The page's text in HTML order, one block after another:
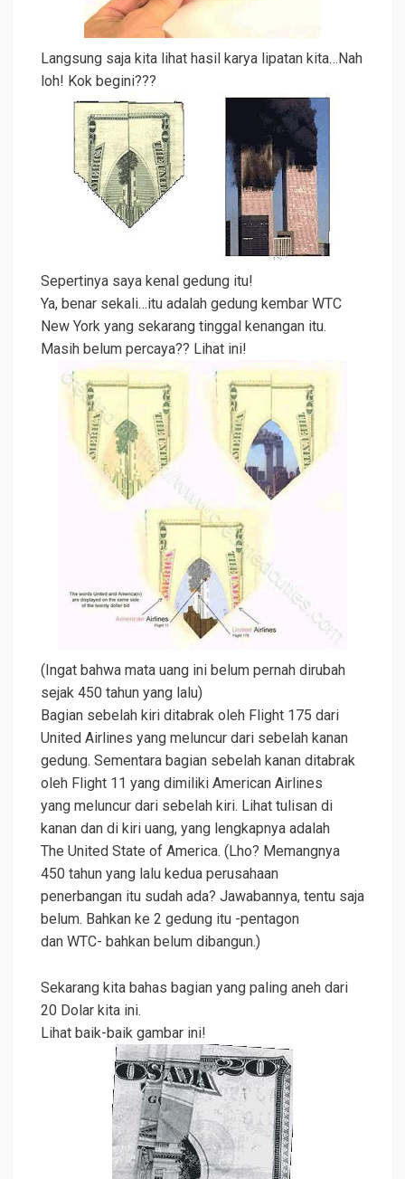
Langsung saja kita lihat hasil karya lipatan kita…Nah
loh! Kok begini???
Sepertinya saya kenal gedung itu!
Ya, benar sekali…itu adalah gedung kembar WTC
New York yang sekarang tinggal kenangan itu.
Masih belum percaya?? Lihat ini!
(Ingat bahwa mata uang ini belum pernah dirubah
sejak 450 tahun yang lalu)
Bagian sebelah kiri ditabrak oleh Flight 175 dari
United Airlines yang meluncur dari sebelah kanan
gedung. Sementara bagian sebelah kanan ditabrak
oleh Flight 11 yang dimiliki American Airlines
yang meluncur dari sebelah kiri. Lihat tulisan di
kanan dan di kiri uang, yang lengkapnya adalah
The United State of America. (Lho? Memangnya
450 tahun yang lalu kedua perusahaan
penerbangan itu sudah ada? Jawabannya, tentu saja
belum. Bahkan ke 2 gedung itu -pentagon
dan WTC- bahkan belum dibangun.)
Sekarang kita bahas bagian yang paling aneh dari
20 Dolar kita ini.
Lihat baik-baik gambar ini!